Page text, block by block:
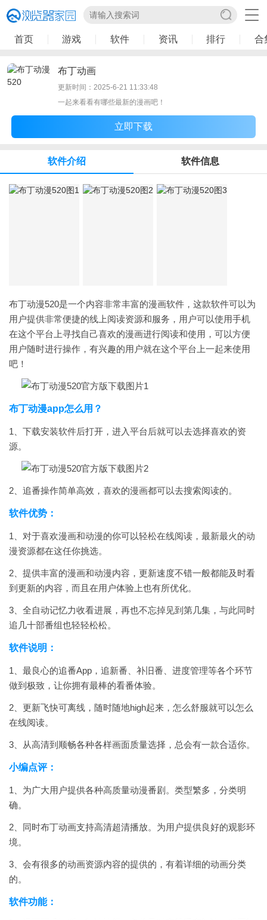
首页 游戏 软件 资讯 排行 合
布丁动画
更新时间：2025-6-21 11:33:48
一起来看看有哪些最新的漫画吧！
立即下载
软件介绍 软件信息
布丁动漫520是一个内容非常丰富的漫画软件，这款软件可以为
用户提供非常便捷的线上阅读资源和服务，用户可以使用手机
在这个平台上寻找自己喜欢的漫画进行阅读和使用，可以方便
用户随时进行操作，有兴趣的用户就在这个平台上一起来使用
吧！
布丁动漫app怎么用？
1、下载安装软件后打开，进入平台后就可以去选择喜欢的资
源。
2、追番操作简单高效，喜欢的漫画都可以去搜索阅读的。
软件优势：
1、对于喜欢漫画和动漫的你可以轻松在线阅读，最新最火的动
漫资源都在这任你挑选。
2、提供丰富的漫画和动漫内容，更新速度不错一般都能及时看
到更新的内容，而且在用户体验上也有所优化。
3、全自动记忆力收看进展，再也不忘掉见到第几集，与此同时
追几十部番组也轻轻松松。
软件说明：
1、最良心的追番App，追新番、补旧番、进度管理等各个环节
做到极致，让你拥有最棒的看番体验。
2、更新飞快可离线，随时随地high起来，怎么舒服就可以怎么
在线阅读。
3、从高清到顺畅各种各样画面质量选择，总会有一款合适你。
小编点评：
1、为广大用户提供各种高质量动漫番剧。类型繁多，分类明
确。
2、同时布丁动画支持高清超清播放。为用户提供良好的观影环
境。
3、会有很多的动画资源内容的提供的，有着详细的动画分类
的。
软件功能：